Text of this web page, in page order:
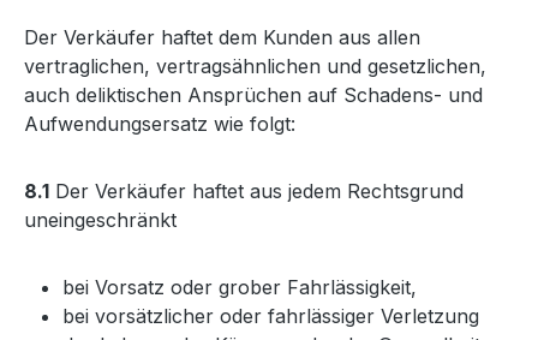
Der Verkäufer haftet dem Kunden aus allen
vertraglichen, vertragsähnlichen und gesetzlichen,
auch deliktischen Ansprüchen auf Schadens- und
Aufwendungsersatz wie folgt:
8.1 Der Verkäufer haftet aus jedem Rechtsgrund
uneingeschränkt
bei Vorsatz oder grober Fahrlässigkeit,
bei vorsätzlicher oder fahrlässiger Verletzung